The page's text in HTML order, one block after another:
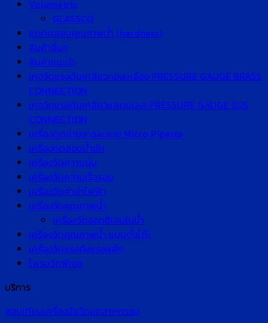
Volumetric
GLASSCO
ชุดทดสอบคุณภาพน้ำ (hardness)
สินค้าอื่นๆ
สินค้าแนะนำ
เกจวัดแรงดันเกลียวทองเหลือง PRESSURE GAUGE BRASS
CONNECTION
เกจวัดแรงดันเกลียวแสตนเลส PRESSURE GAUGE SUS
CONNECTION
เครื่องดูดจ่ายสารละลาย Micro Pipette
เครื่องทดสอบน้ำมัน
เครื่องวัดความขุ่น
เครื่องวัดความเร็วรอบ
เครื่องวัดค่านำไฟฟ้า
เครื่องวัดคุณภาพน้ำ
เครื่องวัดออกซิเจนในน้ำ
เครื่องวัดคุณภาพน้ำ แบบตั้งโต๊ะ
เครื่องวัดแรงดึงแรงผลัก
โพรบวัดพีเอช
บริการ
สอบเทียบเครื่องมือวัดอุตสาหกรรม